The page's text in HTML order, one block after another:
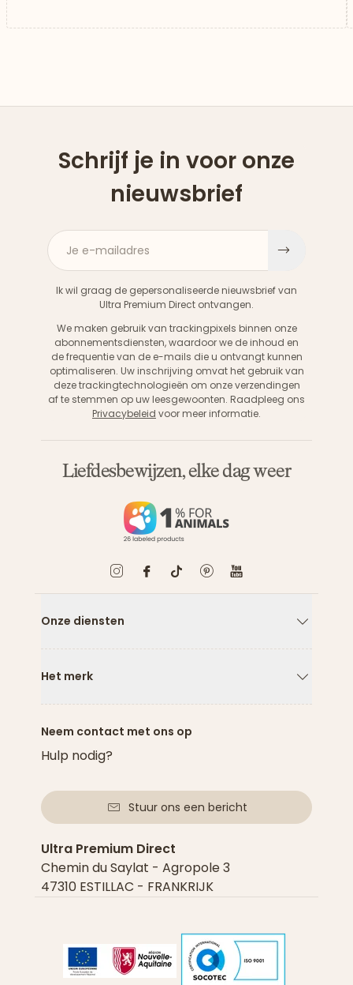
Schrijf je in voor onze
nieuwsbrief
Je e-mailadres
Ik wil graag de gepersonaliseerde nieuwsbrief van
Ultra Premium Direct ontvangen.
We maken gebruik van trackingpixels binnen onze
abonnementsdiensten, waardoor we de inhoud en
de frequentie van de e-mails die u ontvangt kunnen
optimaliseren. Uw inschrijving omvat het gebruik van
deze trackingtechnologieën om onze verzendingen
af te stemmen op uw leesgewoonten. Raadpleeg ons
Privacybeleid voor meer informatie.
Liefdesbewijzen, elke dag weer
Onze diensten
Het merk
Neem contact met ons op
Hulp nodig?
Stuur ons een bericht
Ultra Premium Direct
Chemin du Saylat - Agropole 3
47310 ESTILLAC - FRANKRIJK